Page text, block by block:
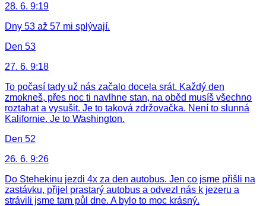
28. 6. 9:19
Dny 53 až 57 mi splývají.
Den 53
27. 6. 9:18
To počasí tady už nás začalo docela srát. Každý den
zmokneš, přes noc ti navlhne stan, na oběd musíš všechno
roztahat a vysušit. Je to taková zdržovačka. Není to slunná
Kalifornie. Je to Washington.
Den 52
26. 6. 9:26
Do Stehekinu jezdi 4x za den autobus. Jen co jsme přišli na
zastávku, přijel prastarý autobus a odvezl nás k jezeru a
strávili jsme tam půl dne. A bylo to moc krásný.